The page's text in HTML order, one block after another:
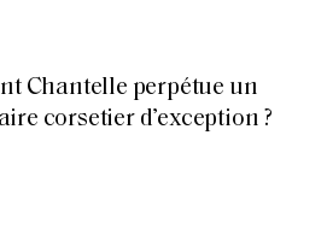
Chantelle perpétue un
corsetier d’exception ?